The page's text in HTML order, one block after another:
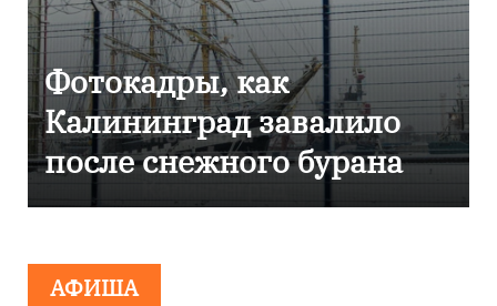
Фоторепортаж как в
Калининграде
эвакуировали ТЦ из-за
сообщения о
АФИША